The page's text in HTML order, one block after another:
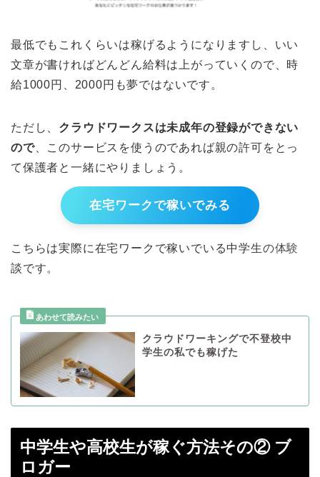
最低でもこれくらいは稼げるようになりますし、いい
文章が書ければどんどん給料は上がっていくので、時
給1000円、2000円も夢ではないです。
ただし、 クラウドワークスは未成年の登録ができない
ので、このサービスを使うのであれば親の許可をとっ
て保護者と一緒にやりましょう。
在宅ワークで稼いでみる
こちらは実際に在宅ワークで稼いでいる中学生の体験
談です。
クラウドワーキングで不登校中
学生の私でも稼げた
中学生や高校生が稼ぐ方法その② ブ
ロガー